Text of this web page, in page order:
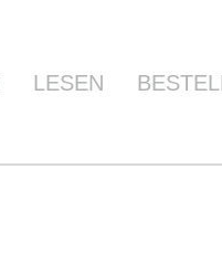
LESEN